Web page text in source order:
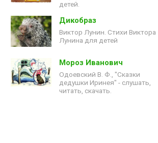
детей.
Дикобраз
Виктор Лунин. Стихи Виктора
Лунина для детей
Мороз Иванович
Одоевский В. Ф., "Сказки
дедушки Иринея" - слушать,
читать, скачать.